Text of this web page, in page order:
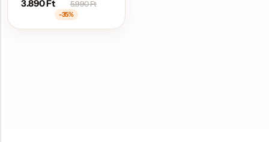
3.890Ft 5.990Ft
-35%